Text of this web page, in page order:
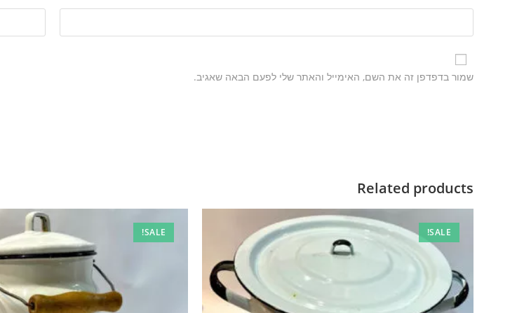
שמור בדפדפן זה את השם, האימייל והאתר שלי לפעם הבאה שאגיב.
Related products
SALE!
SALE!